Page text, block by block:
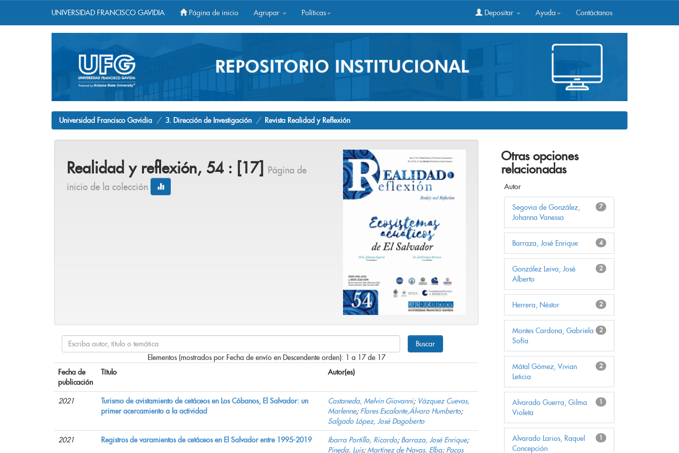
UNIVERSIDAD FRANCISCO GAVIDIA Página de inicio Agrupar Políticas Depositar Ayuda Contáctanos
Universidad Francisco Gavidia 3. Dirección de Investigación Revista Realidad y Reflexión
Realidad y reflexión, 54 : [17]
Página de
inicio de la colección
Elementos (mostrados por Fecha de envío en Descendente orden): 1 a 17 de 17
Fecha de
publicación
Título Autor(es)
2021
Turismo de avistamiento de cetáceos en Los Cóbanos, El Salvador: un
primer acercamiento a la actividad
Castaneda, Melvin Giovanni; Vázquez Cuevas,
Marlenne; Flores Escalante,Álvaro Humberto;
Salgado López, José Dagoberto
2021 Registros de varamientos de cetáceos en El Salvador entre 1995-2019 Ibarra Portillo, Ricardo; Barraza, José Enrique;
Pineda, Luis;Martínez de Navas, Elba; Pacas
Otras opciones
relacionadas
Autor
7
Segovia de González,
Johanna Vanessa
4
Barraza, José Enrique
2
González Leiva, José
Alberto
2
Herrera, Néstor
2
Montes Cardona, Gabriela
Sofía
2
Mátal Gómez, Vivian
Leticia
1
Alvarado Guerra, Gilma
Violeta
1
Alvarado Larios, Raquel
Concepción